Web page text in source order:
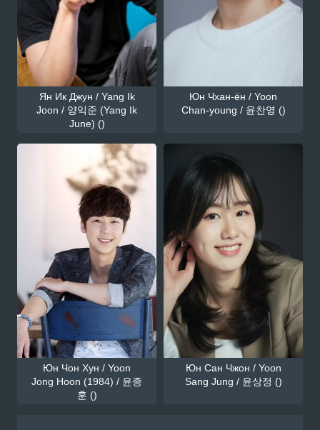
Ян Ик Джун / Yang Ik
Joon / 양익준 (Yang Ik
June) ()
Юн Чхан-ён / Yoon
Chan-young / 윤찬영 ()
Юн Чон Хун / Yoon
Jong Hoon (1984) / 윤종
훈 ()
Юн Сан Чжон / Yoon
Sang Jung / 윤상정 ()